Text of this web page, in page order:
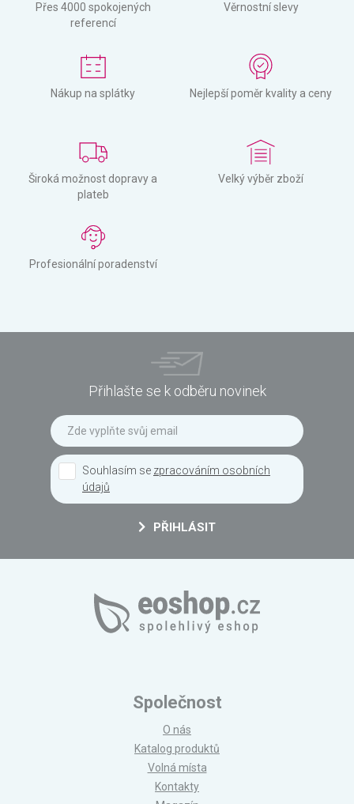
Přes 4000 spokojených
referencí
Věrnostní slevy
Nákup na splátky Nejlepší poměr kvality a ceny
Široká možnost dopravy a
plateb
Velký výběr zboží
Profesionální poradenství
Přihlašte se k odběru novinek
Souhlasím se zpracováním osobních
údajů
PŘIHLÁSIT
Společnost
O nás
Katalog produktů
Volná místa
Kontakty